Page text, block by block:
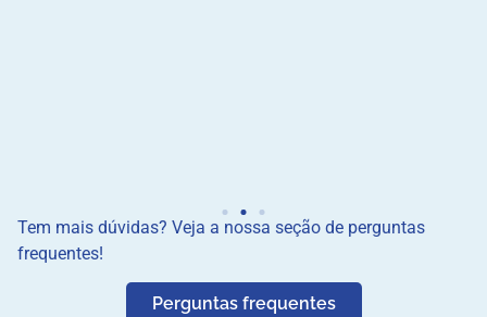
Tem mais dúvidas? Veja a nossa seção de perguntas
frequentes!
Perguntas frequentes